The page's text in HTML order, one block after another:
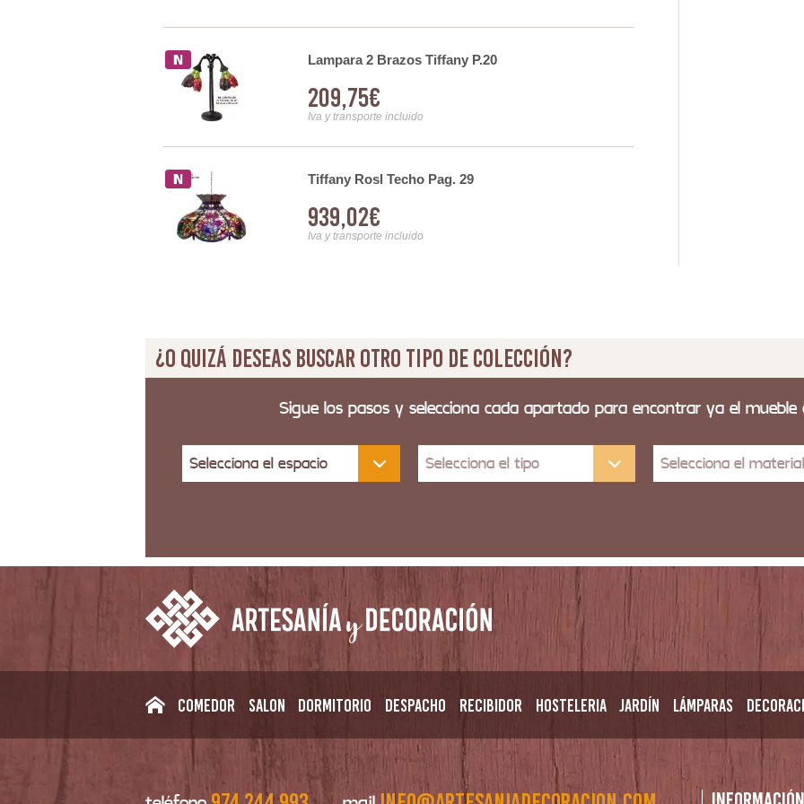
Lampara 2 Brazos Tiffany P.20
209,75€
Iva y transporte incluido
Tiffany Rosl Techo Pag. 29
939,02€
Iva y transporte incluido
¿O quizá deseas buscar otro tipo de colección?
Sigue los pasos y selecciona cada apartado para encontrar ya el
Selecciona el espacio Selecciona el tipo Selecciona el material
Comedor Salon Dormitorio Despacho Recibidor Hosteleria Jardín Lámparas